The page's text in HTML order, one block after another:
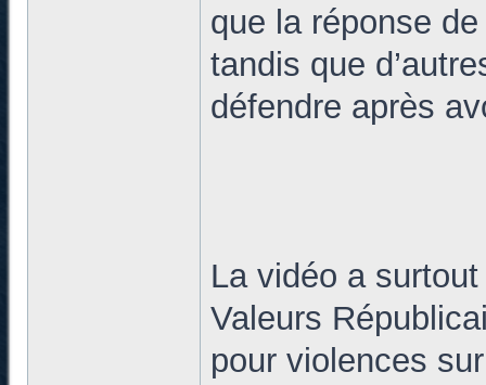
que la réponse
tandis que
défendre après
La vidéo a
Valeurs
pour violences